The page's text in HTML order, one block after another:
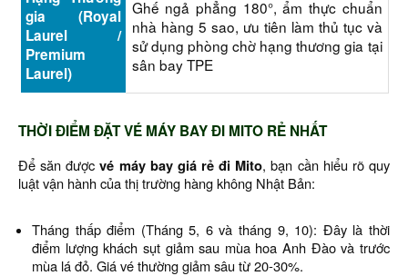
gia (Royal
Laurel /
Premium
Laurel)
Ghế ngả phẳng 180°, ẩm thực chuẩn
nhà hàng 5 sao, ưu tiên làm thủ tục và
sử dụng phòng chờ hạng thương gia tại
sân bay TPE
THỜI ĐIỂM ĐẶT VÉ MÁY BAY ĐI MITO RẺ NHẤT
Để săn đượcvé máy bay giá rẻ đi Mito, bạn cần hiểu rõ quy
luật vận hành của thị trường hàng không Nhật Bản:
Tháng thấp điểm (Tháng 5, 6 và tháng 9, 10): Đây là thời
điểm lượng khách sụt giảm sau mùa hoa Anh Đào và trước
mùa lá đỏ. Giá vé thường giảm sâu từ 20-30%.